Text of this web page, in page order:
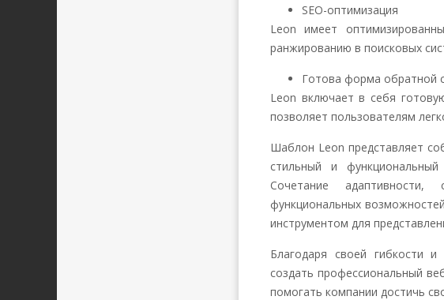
SEO-оптимизация
Leon имеет
ранжированию в поисковых
Готова форма обратной
Leon включает в себя
позволяет пользователям
Шаблон Leon представляет
стильный и
Сочетание
функциональных
инструментом для
Благодаря своей гибкости
создать профессиональный
помогать компании достичь